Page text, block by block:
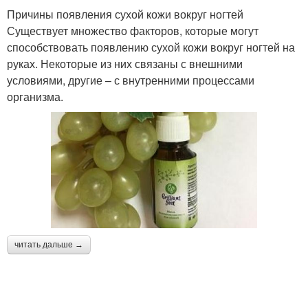
Причины появления сухой кожи вокруг ногтей
Существует множество факторов, которые могут
способствовать появлению сухой кожи вокруг ногтей на
руках. Некоторые из них связаны с внешними
условиями, другие – с внутренними процессами
организма.
читать дальше →